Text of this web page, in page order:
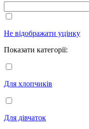
Не відображати уцінку
Показати категорії:
Для хлопчиків
Для дівчаток